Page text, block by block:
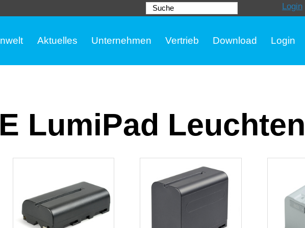
Suche Login
Aktuelles Unternehmen Vertrieb Download Login
LumiPad Leuchten